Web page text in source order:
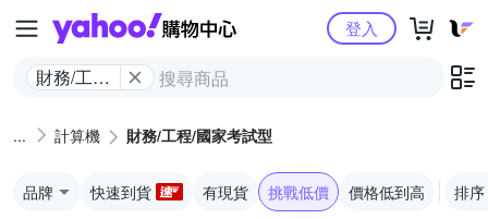
Yahoo購物中心
財務/工程/
型
登入
計算機 財務/工程/國家考試型
品牌 快速到貨 有現貨 挑戰低價 價格低到高 排序